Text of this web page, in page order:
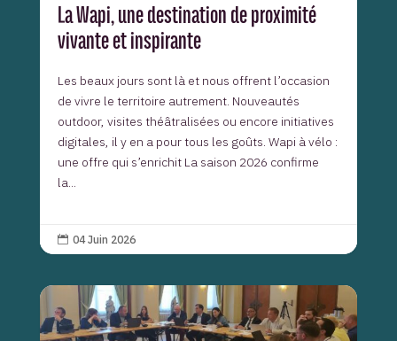
La Wapi, une destination de proximité
vivante et inspirante
Les beaux jours sont là et nous offrent l’occasion
de vivre le territoire autrement. Nouveautés
outdoor, visites théâtralisées ou encore initiatives
digitales, il y en a pour tous les goûts. Wapi à vélo :
une offre qui s’enrichit La saison 2026 confirme
la...
 04 Juin 2026